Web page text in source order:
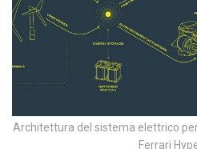
Architettura del sistema elettrico
Ferrari